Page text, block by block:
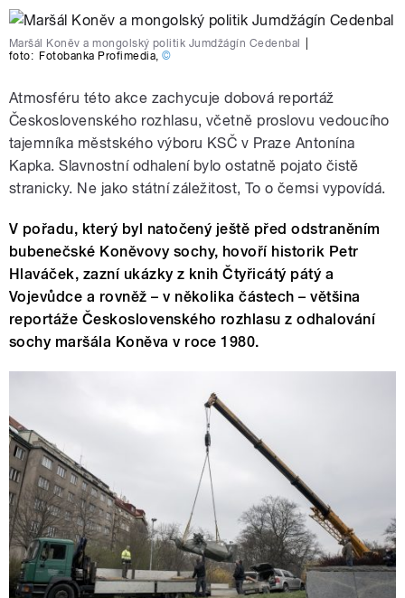
Maršál Koněv a mongolský politik Jumdžágín Cedenbal
foto: Fotobanka Profimedia, ©
Atmosféru této akce zachycuje dobová reportáž
Československého rozhlasu, včetně proslovu vedoucího
tajemníka městského výboru KSČ v Praze Antonína
Kapka. Slavnostní odhalení bylo ostatně pojato čistě
stranicky. Ne jako státní záležitost, To o čemsi vypovídá.
V pořadu, který byl natočený ještě před odstraněním
bubenečské Koněvovy sochy, hovoří historik Petr
Hlaváček, zazní ukázky z knih Čtyřicátý pátý a
Vojevůdce a rovněž – v několika částech – většina
reportáže Československého rozhlasu z odhalování
sochy maršála Koněva v roce 1980.